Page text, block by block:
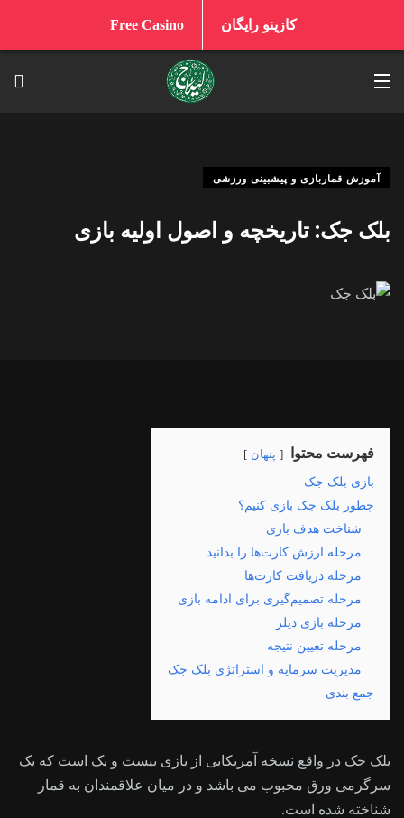
کازینو رایگان Free Casino
آموزش قماربازی و پیشبینی ورزشی
بلک‌ جک: تاریخچه و اصول اولیه بازی
فهرست محتوا پنهان
بازی بلک جک
چطور بلک جک بازی کنیم؟
شناخت هدف بازی
مرحله ارزش کارت‌ها را بدانید
مرحله دریافت کارت‌ها
مرحله تصمیم‌گیری برای ادامه بازی
مرحله بازی دیلر
مرحله تعیین نتیجه
مدیریت سرمایه و استراتژی بلک جک
جمع‌ بندی
بلک‌ جک در واقع نسخه آمریکایی از بازی بیست ‌و یک است که یک
سرگرمی ورق محبوب می باشد و در میان علاقمندان به قمار
شناخته شده است.